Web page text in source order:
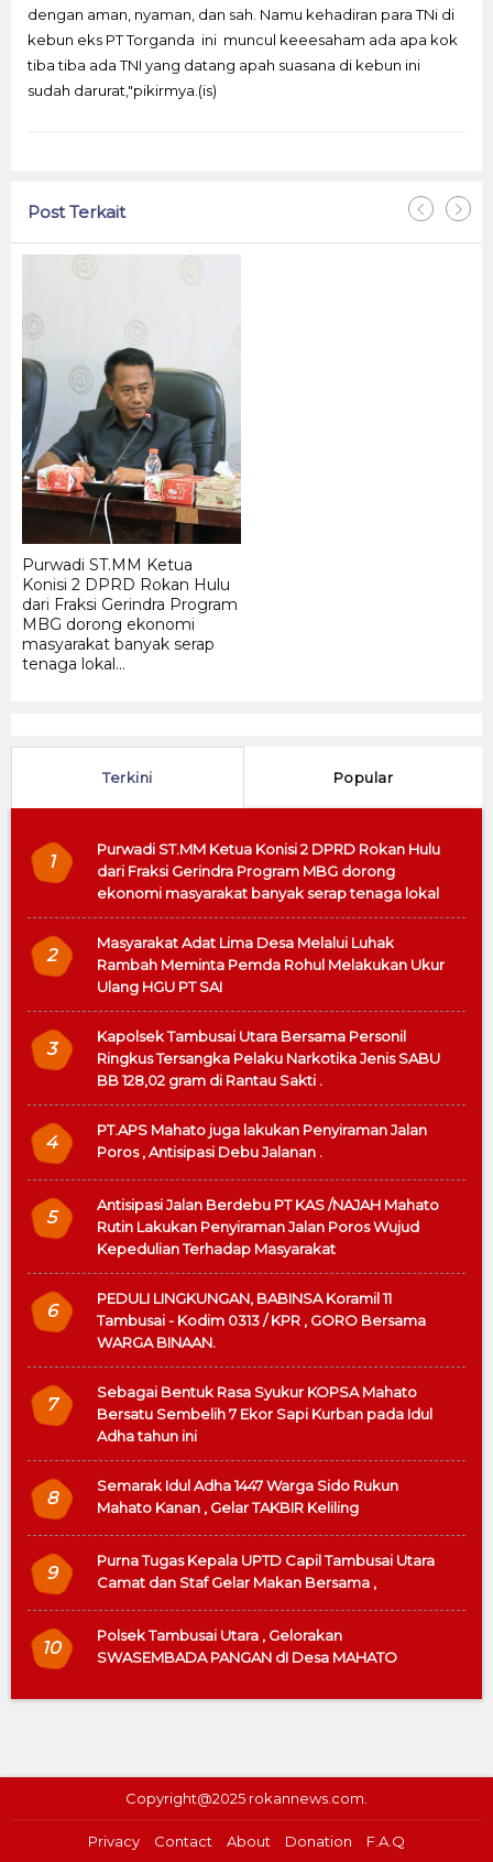
dengan aman, nyaman, dan sah. Namu kehadiran para TNi di
kebun eks PT Torganda ini muncul keeesaham ada apa kok
tiba tiba ada TNI yang datang apah suasana di kebun ini
sudah darurat,"pikirmya.(is)
Post Terkait
Purwadi ST.MM Ketua
Konisi 2 DPRD Rokan Hulu
dari Fraksi Gerindra Program
MBG dorong ekonomi
masyarakat banyak serap
tenaga lokal...
Terkini Popular
1
Purwadi ST.MM Ketua Konisi 2 DPRD Rokan Hulu
dari Fraksi Gerindra Program MBG dorong
ekonomi masyarakat banyak serap tenaga lokal
2
Masyarakat Adat Lima Desa Melalui Luhak
Rambah Meminta Pemda Rohul Melakukan Ukur
Ulang HGU PT SAI
3
Kapolsek Tambusai Utara Bersama Personil
Ringkus Tersangka Pelaku Narkotika Jenis SABU
BB 128,02 gram di Rantau Sakti .
4
PT.APS Mahato juga lakukan Penyiraman Jalan
Poros , Antisipasi Debu Jalanan .
5
Antisipasi Jalan Berdebu PT KAS /NAJAH Mahato
Rutin Lakukan Penyiraman Jalan Poros Wujud
Kepedulian Terhadap Masyarakat
6
PEDULI LINGKUNGAN, BABINSA Koramil 11
Tambusai - Kodim 0313 / KPR , GORO Bersama
WARGA BINAAN.
7
Sebagai Bentuk Rasa Syukur KOPSA Mahato
Bersatu Sembelih 7 Ekor Sapi Kurban pada Idul
Adha tahun ini
8
Semarak Idul Adha 1447 Warga Sido Rukun
Mahato Kanan , Gelar TAKBIR Keliling
9
Purna Tugas Kepala UPTD Capil Tambusai Utara
Camat dan Staf Gelar Makan Bersama ,
10
Polsek Tambusai Utara , Gelorakan
SWASEMBADA PANGAN dI Desa MAHATO
Copyright@2025 rokannews.com.
Privacy Contact About Donation F.A.Q